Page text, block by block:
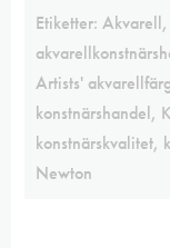
Etiketter: Akvarell,
Artists'
konstnärshandel,
konstnärskvalitet,
Newton